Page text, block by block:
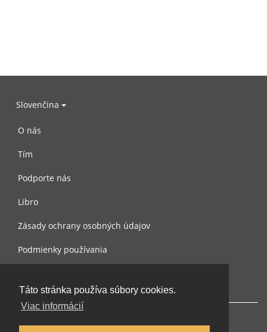
Táto stránka používa súbory cookies.
Viac informácií
Slovenčina
O nás
Tím
Podporte nás
Libro
Zásady ochrany osobných údajov
Podmienky používania